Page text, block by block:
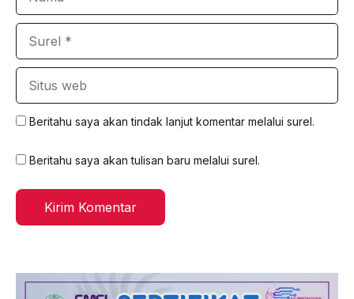
Beritahu saya akan tindak lanjut komentar melalui surel.
Beritahu saya akan tulisan baru melalui surel.